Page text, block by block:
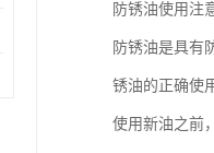
防锈油使用注
防锈油是具有
锈油的正确使
使用新油之前